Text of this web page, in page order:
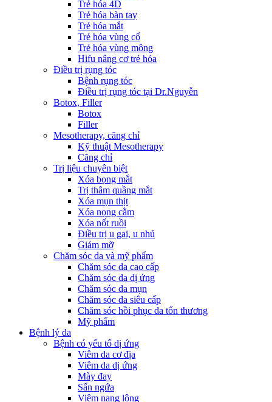
Trẻ hóa 4D
Trẻ hóa bàn tay
Trẻ hóa mắt
Trẻ hóa vùng cổ
Trẻ hóa vùng mông
Hifu nâng cơ trẻ hóa
Điều trị rụng tóc
Bệnh rụng tóc
Điều trị rụng tóc tại Dr.Nguyễn
Botox, Filler
Botox
Filler
Mesotherapy, căng chỉ
Kỹ thuật Mesotherapy
Căng chỉ
Trị liệu chuyên biệt
Xóa bọng mắt
Trị thâm quầng mắt
Xóa mụn thịt
Xóa nọng cằm
Xóa nốt ruồi
Điều trị u gai, u nhú
Giảm mỡ
Chăm sóc da và mỹ phẩm
Chăm sóc da cao cấp
Chăm sóc da dị ứng
Chăm sóc da mụn
Chăm sóc da siêu cấp
Chăm sóc hồi phục da tổn thương
Mỹ phẩm
Bệnh lý da
Bệnh có yếu tố dị ứng
Viêm da cơ địa
Viêm da dị ứng
Mày đay
Sẩn ngứa
Viêm nang lông